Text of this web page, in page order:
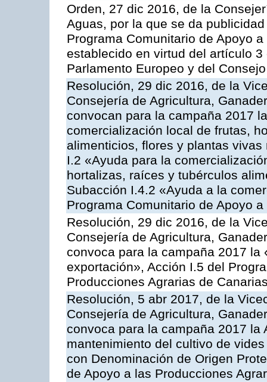
Orden, 27 dic 2016, de la
Aguas, por la que se da
Programa Comunitario de Apoyo
establecido en virtud del artículo
Parlamento Europeo y del Consejo
Resolución, 29 dic 2016, de la
Consejería de Agricultura,
convocan para la campaña 2017
comercialización local de frutas,
alimenticios, flores y plantas
I.2 «Ayuda para la
hortalizas, raíces y tubérculos
Subacción I.4.2 «Ayuda a la
Programa Comunitario de Apoyo
Resolución, 29 dic 2016, de la
Consejería de Agricultura,
convoca para la campaña 2017
exportación», Acción I.5 del
Producciones Agrarias de
Resolución, 5 abr 2017, de la
Consejería de Agricultura,
convoca para la campaña 2017
mantenimiento del cultivo de
con Denominación de Origen
de Apoyo a las Producciones